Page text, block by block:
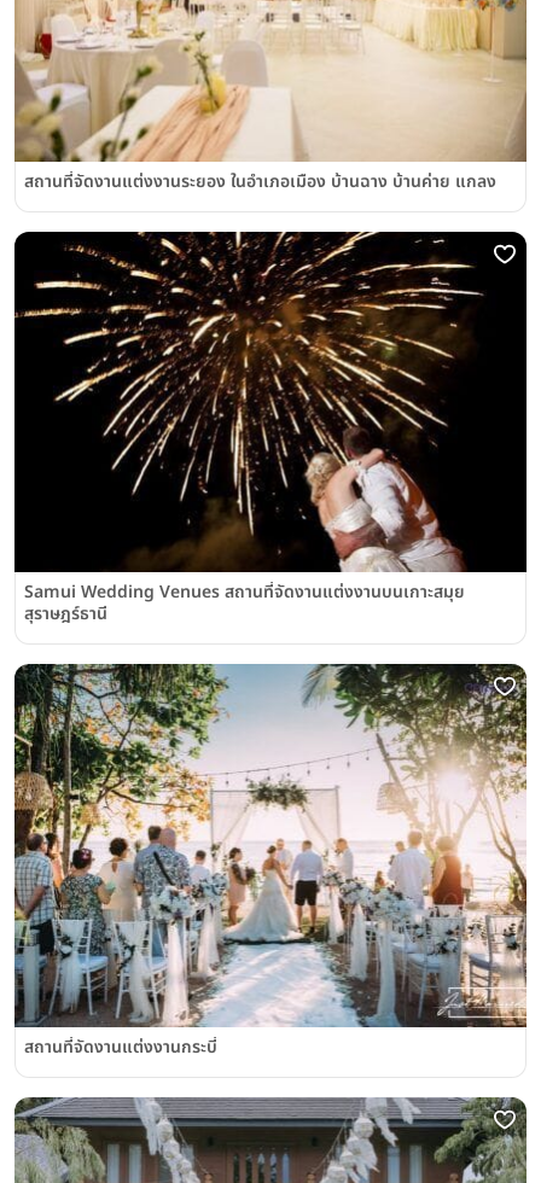
สถานที่จัดงานแต่งงานระยอง ในอำเภอเมือง บ้านฉาง บ้านค่าย แกลง
Samui Wedding Venues สถานที่จัดงานแต่งงานบนเกาะสมุย
สุราษฎร์ธานี
สถานที่จัดงานแต่งงานกระบี่